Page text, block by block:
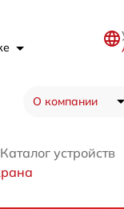
О компании
Каталог устройств